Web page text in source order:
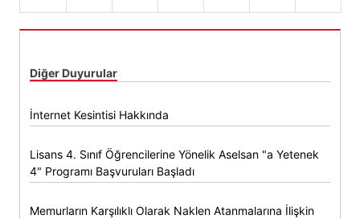
Diğer Duyurular
İnternet Kesintisi Hakkında
Lisans 4. Sınıf Öğrencilerine Yönelik Aselsan "a Yetenek
4" Programı Başvuruları Başladı
Memurların Karşılıklı Olarak Naklen Atanmalarına İlişkin